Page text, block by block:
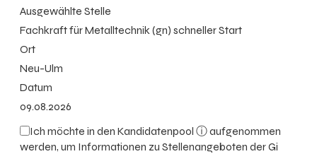
Ausgewählte Stelle
Fachkraft für Metalltechnik (gn) schneller Start
Ort
Neu-Ulm
Datum
09.08.2026
Ich möchte in denKandidatenpool ⓘaufgenommen
werden, um Informationen zu Stellenangeboten der Gi